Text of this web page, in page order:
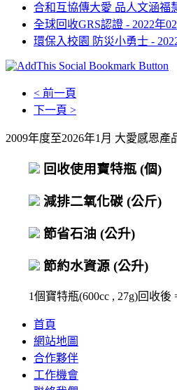
合和互協傳大愛 品人文涵福
全球回收GRS認證 - 2022年
環保入校園 防災小勇士 -
< 前一頁
下一頁 >
2009年度至2026年1月 大愛感恩產
回收使用寶特瓶 (個)
減排二氧化碳 (公斤)
節省石油 (公升)
節約水資源 (公升)
1個寶特瓶(600cc , 27g)回收後
首頁
網站地圖
合作夥伴
工作機會